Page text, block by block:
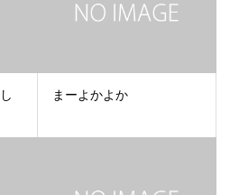
まーよかよか